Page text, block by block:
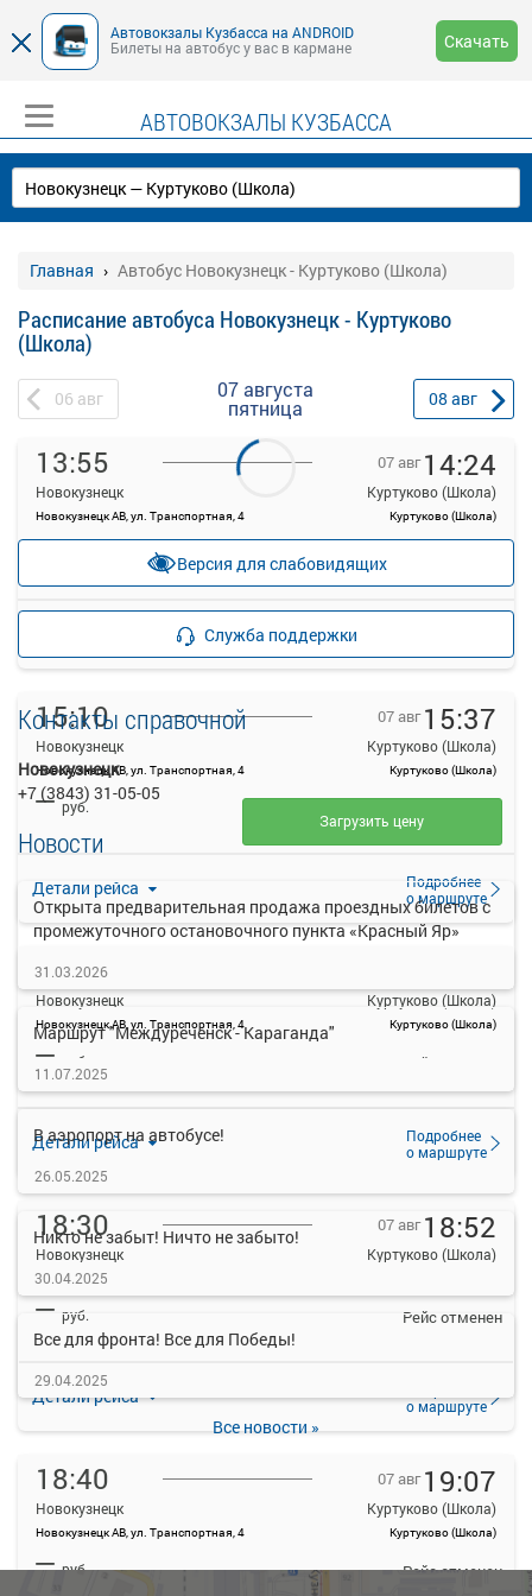
Автовокзалы Кузбасса на ANDROID
Билеты на автобус у вас в кармане
Скачать
АВТОВОКЗАЛЫ КУЗБАССА
Главная Автобус Новокузнецк - Куртуково (Школа)
Расписание автобуса Новокузнецк - Куртуково
(Школа)
06 авг 07 августа
пятница 08 авг
13:55
Новокузнецк
Новокузнецк АВ, ул. Транспортная, 4
07 авг 14:24
Куртуково (Школа)
Куртуково (Школа)
—
Продажа билетов
прекращена
15:10
Новокузнецк
Новокузнецк АВ, ул. Транспортная, 4
07 авг 15:37
Куртуково (Школа)
Куртуково (Школа)
Детали рейса
Подробнее
о маршруте
— руб.
Загрузить цену
16:45
Новокузнецк
Новокузнецк АВ, ул. Транспортная, 4
Куртуково (Школа)
Куртуково (Школа)
Детали рейса
Подробнее
о маршруте
— руб. Рейс отменен
18:30
Новокузнецк
Новокузнецк АВ, ул. Транспортная, 4
07 авг 18:52
Куртуково (Школа)
Детали рейса
о маршруте
— руб. Рейс отменен
18:40
Новокузнецк
Новокузнецк АВ, ул. Транспортная, 4
07 авг 19:07
Куртуково (Школа)
Куртуково (Школа)
— руб. Рейс отменен
Версия для слабовидящих
Служба поддержки
Контакты справочной
Новокузнецк
+7 (3843) 31-05-05
Новости
Открыта предварительная продажа проездных билетов с
промежуточного остановочного пункта «Красный Яр»
31.03.2026
Маршрут "Междуреченск - Караганда"
11.07.2025
В аэропорт на автобусе!
26.05.2025
Никто не забыт! Ничто не забыто!
30.04.2025
Все для фронта! Все для Победы!
29.04.2025
Все новости »